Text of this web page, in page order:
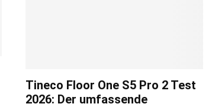
Tineco Floor One S5 Pro 2 Test
2026: Der umfassende